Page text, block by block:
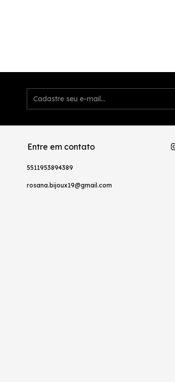
Entre em contato
5511953894389
rosana.bijoux19@gmail.com